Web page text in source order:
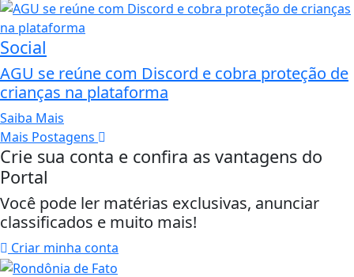
Social
AGU se reúne com Discord e cobra proteção de
crianças na plataforma
Saiba Mais
Mais Postagens
Crie sua conta e confira as vantagens do
Portal
Você pode ler matérias exclusivas, anunciar
classificados e muito mais!
Criar minha conta